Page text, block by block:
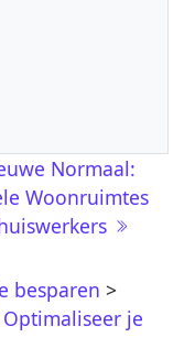
Normaal:
Woonruimtes
besparen >
je